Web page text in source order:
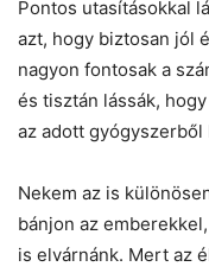
Pontos utasításokkal
azt, hogy biztosan jól
nagyon fontosak a
és tisztán lássák,
az adott gyógyszerből
Nekem az is
bánjon az
is elvárnánk. Mert az